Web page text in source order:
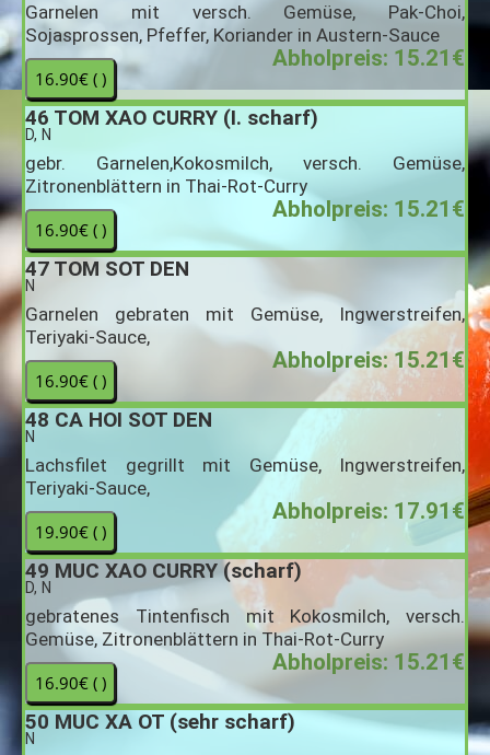
Garnelen mit versch. Gemüse, Pak-Choi,
Sojasprossen, Pfeffer, Koriander in Austern-Sauce
Abholpreis: 15.21€
46 TOM XAO CURRY (I. scharf)
D, N
gebr. Garnelen,Kokosmilch, versch. Gemüse,
Zitronenblättern in Thai-Rot-Curry
Abholpreis: 15.21€
47 TOM SOT DEN
N
Garnelen gebraten mit Gemüse, Ingwerstreifen,
Teriyaki-Sauce,
Abholpreis: 15.21€
48 CA HOI SOT DEN
N
Lachsfilet gegrillt mit Gemüse, Ingwerstreifen,
Teriyaki-Sauce,
Abholpreis: 17.91€
49 MUC XAO CURRY (scharf)
D, N
gebratenes Tintenfisch mit Kokosmilch, versch.
Gemüse, Zitronenblättern in Thai-Rot-Curry
Abholpreis: 15.21€
50 MUC XA OT (sehr scharf)
N